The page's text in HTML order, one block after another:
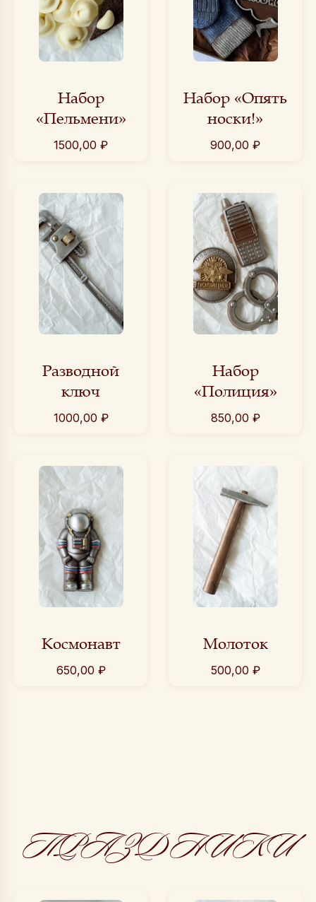
Набор
«Пельмени»
1500,00 ₽
Набор «Опять
носки!»
900,00 ₽
Разводной
ключ
1000,00 ₽
Набор
«Полиция»
850,00 ₽
Космонавт
650,00 ₽
Молоток
500,00 ₽
ПРАЗДНИКИ